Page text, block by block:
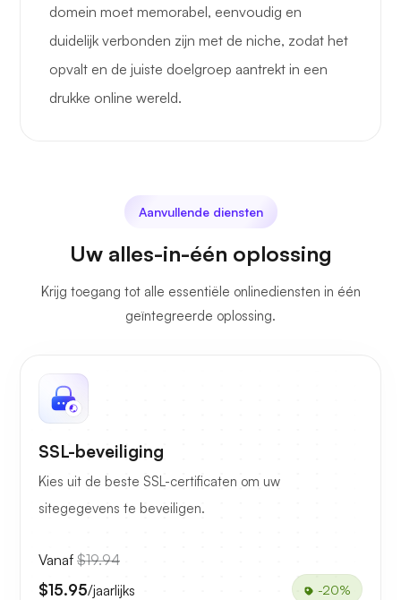
domein moet memorabel, eenvoudig en
duidelijk verbonden zijn met de niche, zodat het
opvalt en de juiste doelgroep aantrekt in een
drukke online wereld.
Aanvullende diensten
Uw alles-in-één oplossing
Krijg toegang tot alle essentiële onlinediensten in één
geïntegreerde oplossing.
SSL-beveiliging
Kies uit de beste SSL-certificaten om uw
sitegegevens te beveiligen.
Vanaf $19.94
$15.95/jaarlijks -20%